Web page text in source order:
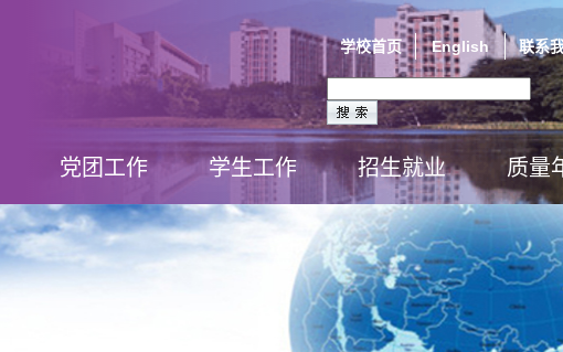
学校首页 English 联系
党团工作
党建视窗
团学视窗
学生工作
心理辅导站
招生就业
招生专题
就业工作
校友风采
质量